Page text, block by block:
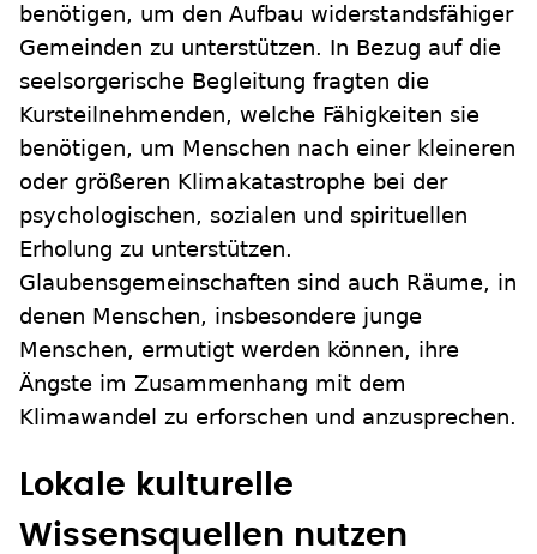
benötigen, um den Aufbau widerstandsfähiger
Gemeinden zu unterstützen. In Bezug auf die
seelsorgerische Begleitung fragten die
Kursteilnehmenden, welche Fähigkeiten sie
benötigen, um Menschen nach einer kleineren
oder größeren Klimakatastrophe bei der
psychologischen, sozialen und spirituellen
Erholung zu unterstützen.
Glaubensgemeinschaften sind auch Räume, in
denen Menschen, insbesondere junge
Menschen, ermutigt werden können, ihre
Ängste im Zusammenhang mit dem
Klimawandel zu erforschen und anzusprechen.
Lokale kulturelle
Wissensquellen nutzen